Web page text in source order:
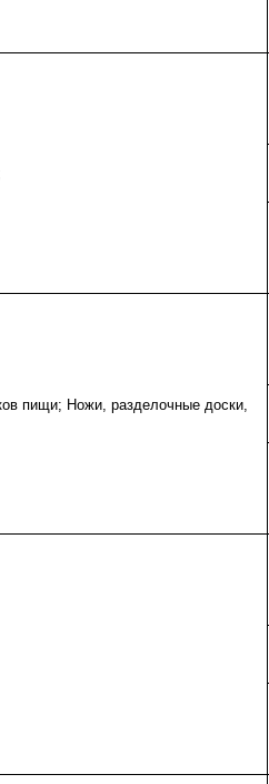
пищи; Ножи, разделочные доски,